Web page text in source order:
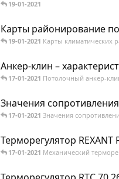
19-01-2021
Карты районирование
19-01-2021 Карты климатических
Анкер-клин –
17-01-2021 Потолочный анкер-
Значения
17-01-2021 Значения
Терморегулятор REXANT
17-01-2021 Механический